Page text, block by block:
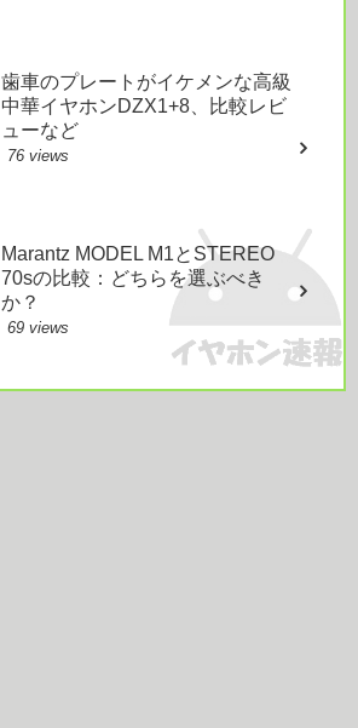
歯車のプレートがイケメンな高級
中華イヤホンDZX1+8、比較レビ
ューなど
76 views
Marantz MODEL M1とSTEREO
70sの比較：どちらを選ぶべき
か？
69 views